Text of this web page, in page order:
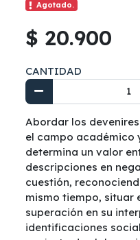
Agotado.
$ 20.900
CANTIDAD
Abordar los
el campo académico
determina un valor
descripciones en
cuestión,
mismo tiempo, situar
superación en su
identificaciones